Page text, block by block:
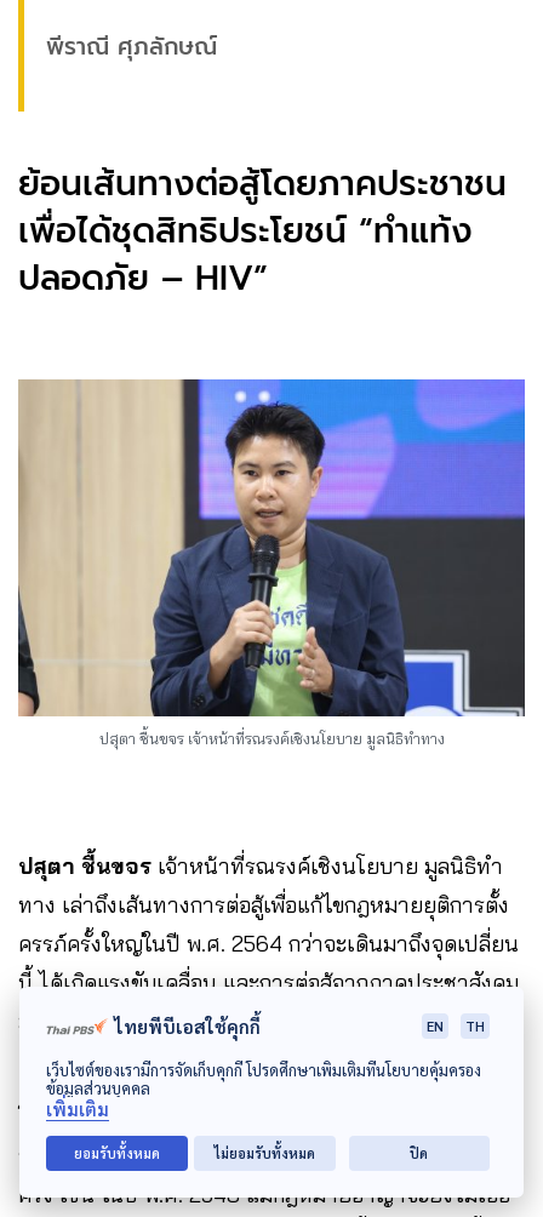
พีราณี ศุภลักษณ์
ย้อนเส้นทางต่อสู้โดยภาคประชาชน
เพื่อได้ชุดสิทธิประโยชน์ “ทำแท้ง
ปลอดภัย – HIV”
ปสุตา ชื้นขจร เจ้าหน้าที่รณรงค์เชิงนโยบาย มูลนิธิทำทาง
ปสุตา ชื้นขจร เจ้าหน้าที่รณรงค์เชิงนโยบาย มูลนิธิทำ
ทาง เล่าถึงเส้นทางการต่อสู้เพื่อแก้ไขกฎหมายยุติการตั้ง
ครรภ์ครั้งใหญ่ในปี พ.ศ. 2564 กว่าจะเดินมาถึงจุดเปลี่ยน
นี้ ได้เกิดแรงขับเคลื่อน และการต่อสู้จากภาคประชาสังคม
มาอย่างยาวนาน
โดยก่อนหน้านี้สำนักงานคณะกรรมการกฤษฎีกาเคย
หยิบยกประเด็นนี้ขึ้นมาหารือเพื่อแก้ไขกฎหมายมาแล้ว 4
ครั้ง เช่น ในปี พ.ศ. 2548 แม้กฎหมายอาญาจะยังไม่เอื้อ
ไทยพีบีเอสใช้คุกกี้ EN TH
เว็บไซต์ของเรามีการจัดเก็บคุกกี้ โปรดศึกษาเพิ่มเติมที่นโยบายคุ้มครอง
ข้อมูลส่วนบุคคล
เพิ่มเติม
ยอมรับทั้งหมด ไม่ยอมรับทั้งหมด ปิด